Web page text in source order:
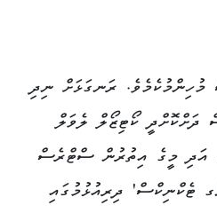
މުހިންމުކެމެވެ. ރަނގަޅަށް ނިދި
ދަށްކޮށްދީ ކޯޓިޒޯލް ލެވަލް
އަދި މީގެ އިތުރުން ސްޓްރެސް
ޓެކްނިކްސް' ދިރިއުޅުމުގައި